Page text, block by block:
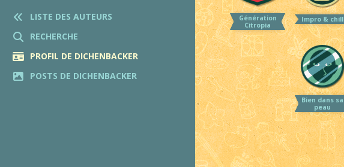
LISTE DES AUTEURS
RECHERCHE
PROFIL DE DICHENBACKER
POSTS DE DICHENBACKER
Génération
Citropia
Impro & chill
Bien dans sa
peau